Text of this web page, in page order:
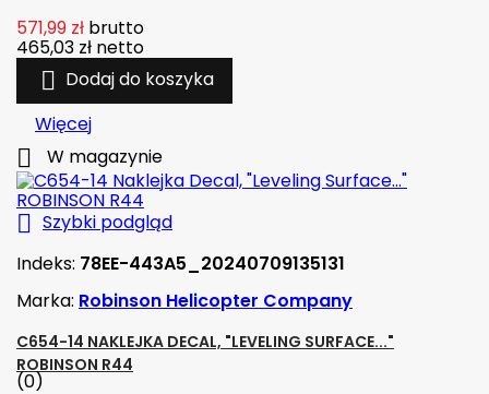
571,99 zł brutto
465,03 zł netto
 Dodaj do koszyka
Więcej
 W magazynie
 Szybki podgląd
Indeks: 78EE-443A5_20240709135131
Marka: Robinson Helicopter Company
C654-14 NAKLEJKA DECAL, "LEVELING SURFACE..."
ROBINSON R44
(0)